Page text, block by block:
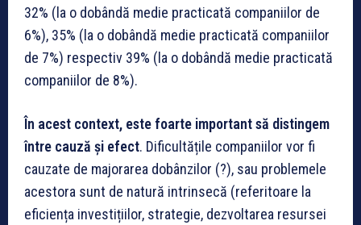
32% (la o dobândă medie practicată companiilor de
6%), 35% (la o dobândă medie practicată companiilor
de 7%) respectiv 39% (la o dobândă medie practicată
companiilor de 8%).
În acest context, este foarte important să distingem
între cauză și efect. Dificultățile companiilor vor fi
cauzate de majorarea dobânzilor (?), sau problemele
acestora sunt de natură intrinsecă (referitoare la
eficiența investițiilor, strategie, dezvoltarea resursei